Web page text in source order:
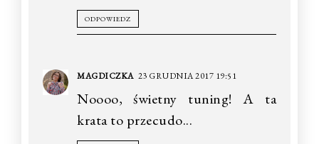
ODPOWIEDZ
MAGDICZKA 23 GRUDNIA 2017 19:51
Noooo, świetny tuning! A ta
krata to przecudo...